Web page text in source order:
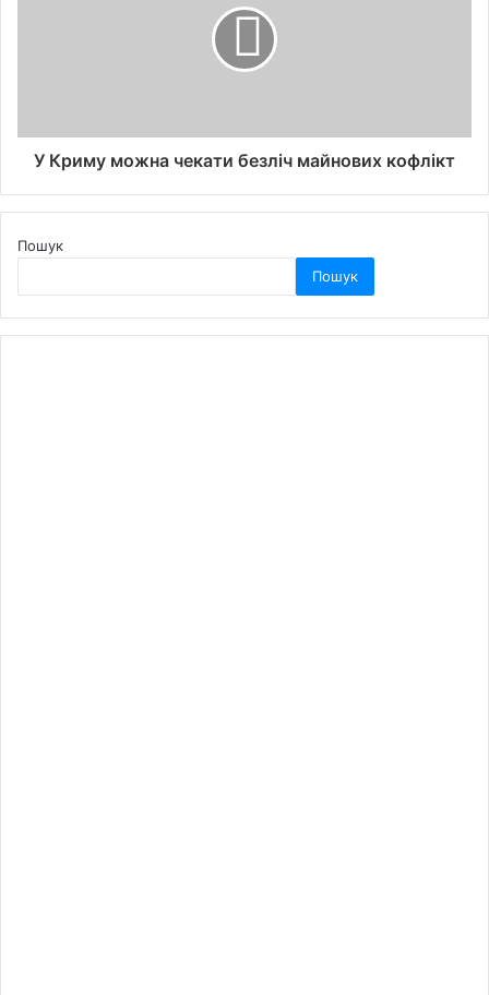
У Криму можна чекати безліч майнових кофлікт
Пошук
Пошук